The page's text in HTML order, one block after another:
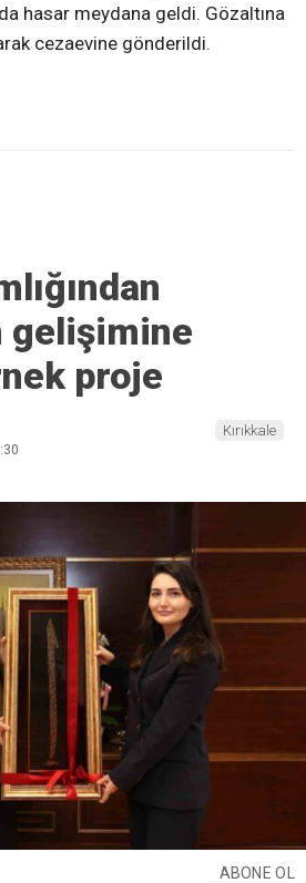
hasar meydana geldi. Gözaltına
cezaevine gönderildi.
gelişimine
proje
Kırıkkale
ABONE OL